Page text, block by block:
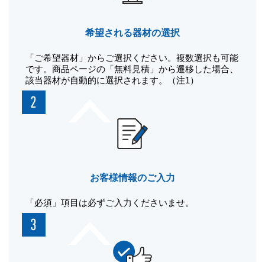
希望される器材の選択
「ご希望器材」からご選択ください。複数選択も可能
です。商品ページの「無料見積」から遷移した場合、
該当器材が自動的に選択されます。（注1）
お客様情報のご入力
「必須」項目は必ずご入力くださいませ。